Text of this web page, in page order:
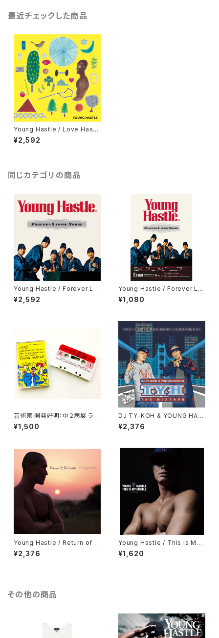
最近チェックした商品
Young Hastle / Love Hastl
e (CD) ステッカー&ヤンハスサ
イン入りポスター付き
¥2,592
同じカテゴリの商品
Young Hastle / Forever Liv
ing Young (CD) yh store限
定特典ステッカー付き
¥2,592
Young Hastle / Forever Liv
ing Young ポスター
¥1,080
芸術家 開発好明：中２病展 ラッ
プ音声ガイド by Young Hastl
e (カセットテープ)
¥1,500
DJ TY-KOH & YOUNG HAS
TLE / TYH THE MIXTAPE
(CD)
¥2,376
Young Hastle / Return of th
e Hastle (CD)
¥2,376
Young Hastle / This Is My
Hustle Remix EP (12inch レ
コード)
¥1,620
その他の商品